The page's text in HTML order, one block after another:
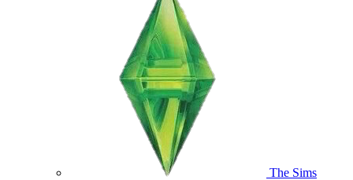
The Sims